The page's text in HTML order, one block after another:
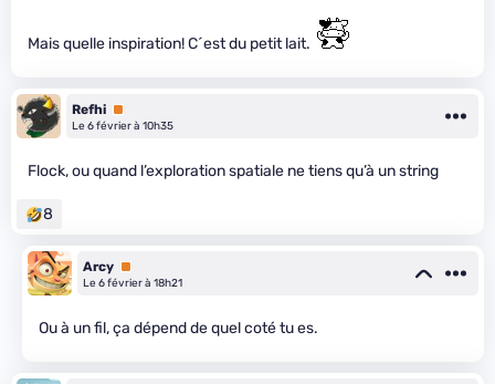
Mais quelle inspiration! C´est du petit lait.
Refhi Premium
Le 6 février à 10h35
Flock, ou quand l’exploration spatiale ne tiens qu’à un string
8
Arcy Premium
Le 6 février à 18h21
Ou à un fil, ça dépend de quel coté tu es.